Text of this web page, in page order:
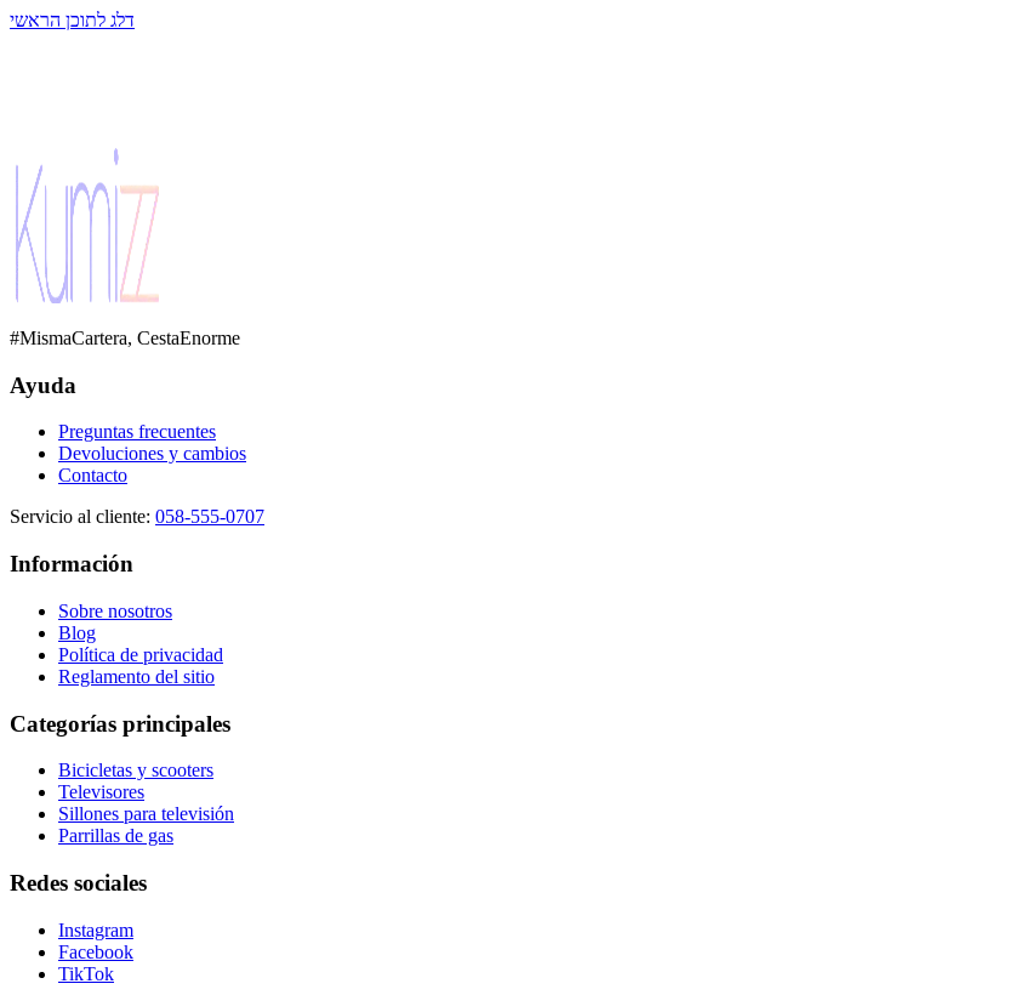
דלג לתוכן הראשי
#MismaCartera, CestaEnorme
Ayuda
Preguntas frecuentes
Devoluciones y cambios
Contacto
Servicio al cliente: 058-555-0707
Información
Sobre nosotros
Blog
Política de privacidad
Reglamento del sitio
Categorías principales
Bicicletas y scooters
Televisores
Sillones para televisión
Parrillas de gas
Redes sociales
Instagram
Facebook
TikTok